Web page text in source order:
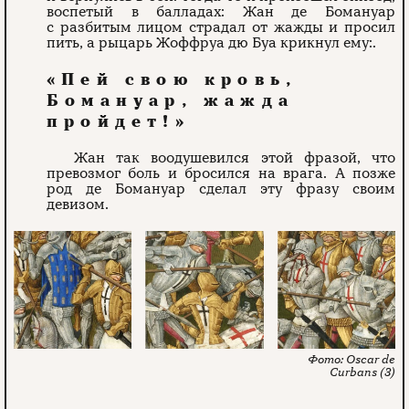
воспетый в балладах: Жан де Бомануар
с разбитым лицом страдал от жажды и просил
пить, а рыцарь Жоффруа дю Буа крикнул ему:.
«Пей свою кровь,
Бомануар, жажда
пройдет!»
Жан так воодушевился этой фразой, что
превозмог боль и бросился на врага. А позже
род де Бомануар сделал эту фразу своим
девизом.
Oscar de
Curbans (3)